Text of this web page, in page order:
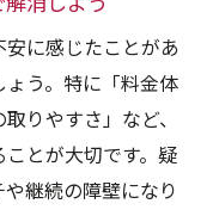
に感じたことがあ
う。特に「料金体
りやすさ」など、
とが大切です。疑
継続の障壁になり